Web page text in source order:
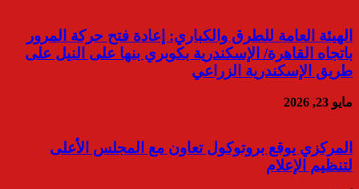
الهيئة العامة للطرق والكباري: إعادة فتح حركة المرور
باتجاه القاهرة/ الإسكندرية بكوبري بنها على النيل على
طريق الإسكندرية الزراعي
مايو 23, 2026
المركزي يوقع بروتوكول تعاون مع المجلس الأعلى
لتنظيم الإعلام